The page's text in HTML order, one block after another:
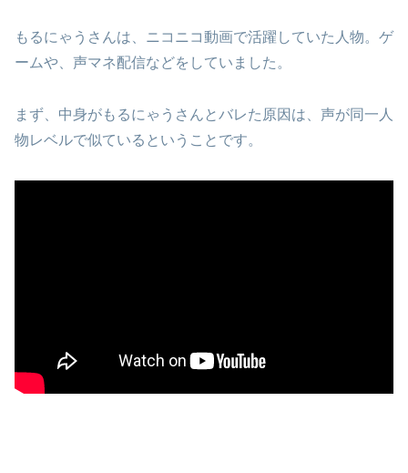
もるにゃうさんは、ニコニコ動画で活躍していた人物。ゲ
ームや、声マネ配信などをしていました。
まず、中身がもるにゃうさんとバレた原因は、声が同一人
物レベルで似ているということです。